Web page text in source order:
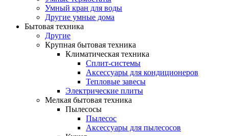
Умный кран для воды
Другие умные дома
Бытовая техника
Другие
Крупная бытовая техника
Климатическая техника
Сплит-системы
Аксессуары для кондиционеров
Тепловые завесы
Электрические плиты
Мелкая бытовая техника
Пылесосы
Пылесос
Аксессуары для пылесосов